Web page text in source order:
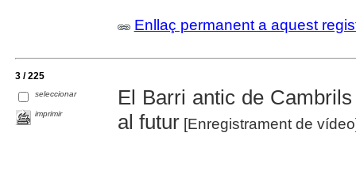
Enllaç permanent a aquest
3 / 225
seleccionar
imprimir
El Barri antic de
al futur[Enregistrament de